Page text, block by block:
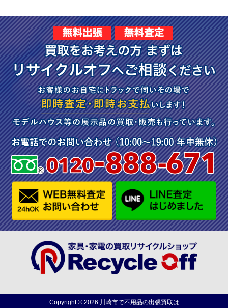
Copyright © 2026 川崎市で不用品の出張買取は